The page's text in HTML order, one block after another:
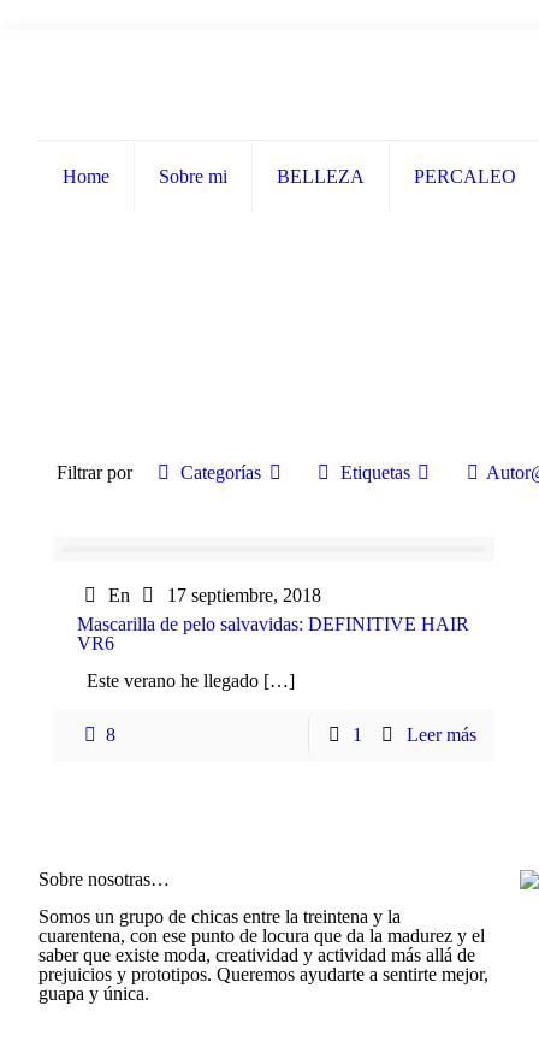
Home Sobre mi BELLEZA PERCALEO
Filtrar por Categorías Etiquetas
En
17 septiembre, 2018
Mascarilla de pelo salvavidas: DEFINITIVE HAIR
VR6
Este verano he llegado […]
8 1 Leer más
Sobre nosotras…
Somos un grupo de chicas entre la treintena y la
cuarentena, con ese punto de locura que da la madurez y el
saber que existe moda, creatividad y actividad más allá de
prejuicios y prototipos. Queremos ayudarte a sentirte mejor,
guapa y única.